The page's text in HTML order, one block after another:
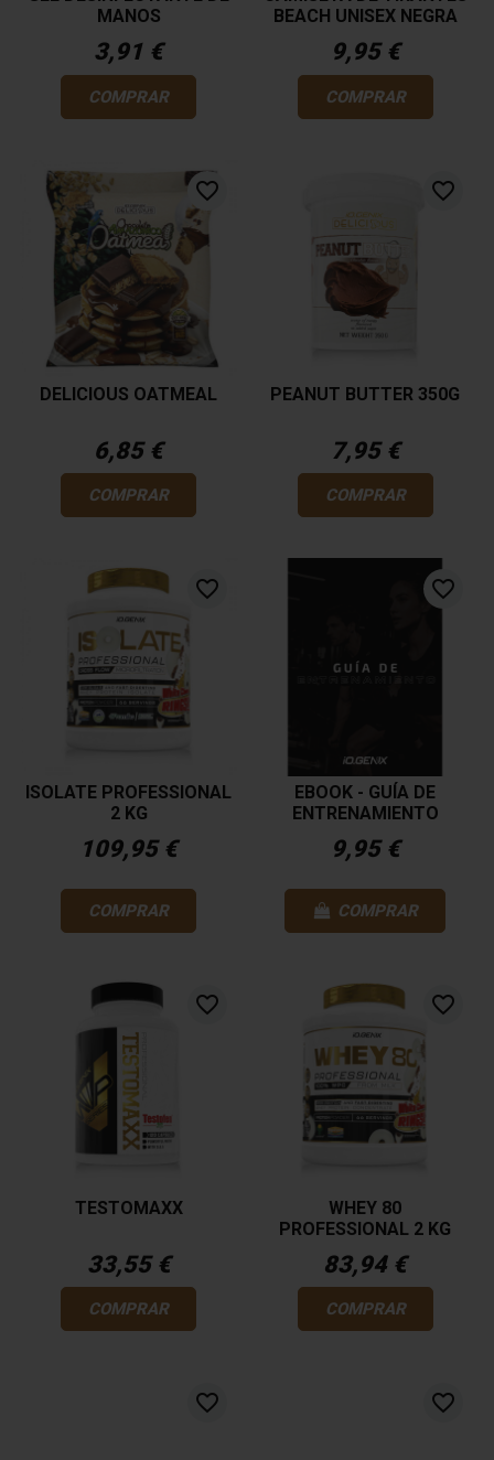
MANOS
3,91 €
COMPRAR
BEACH UNISEX NEGRA
9,95 €
COMPRAR
favorite_border
DELICIOUS OATMEAL
6,85 €
COMPRAR
favorite_border
PEANUT BUTTER 350G
7,95 €
COMPRAR
favorite_border
ISOLATE PROFESSIONAL
2 KG
109,95 €
COMPRAR
favorite_border
EBOOK - GUÍA DE
ENTRENAMIENTO
9,95 €
COMPRAR
favorite_border
TESTOMAXX
33,55 €
COMPRAR
favorite_border
WHEY 80
PROFESSIONAL 2 KG
83,94 €
COMPRAR
favorite_border favorite_border